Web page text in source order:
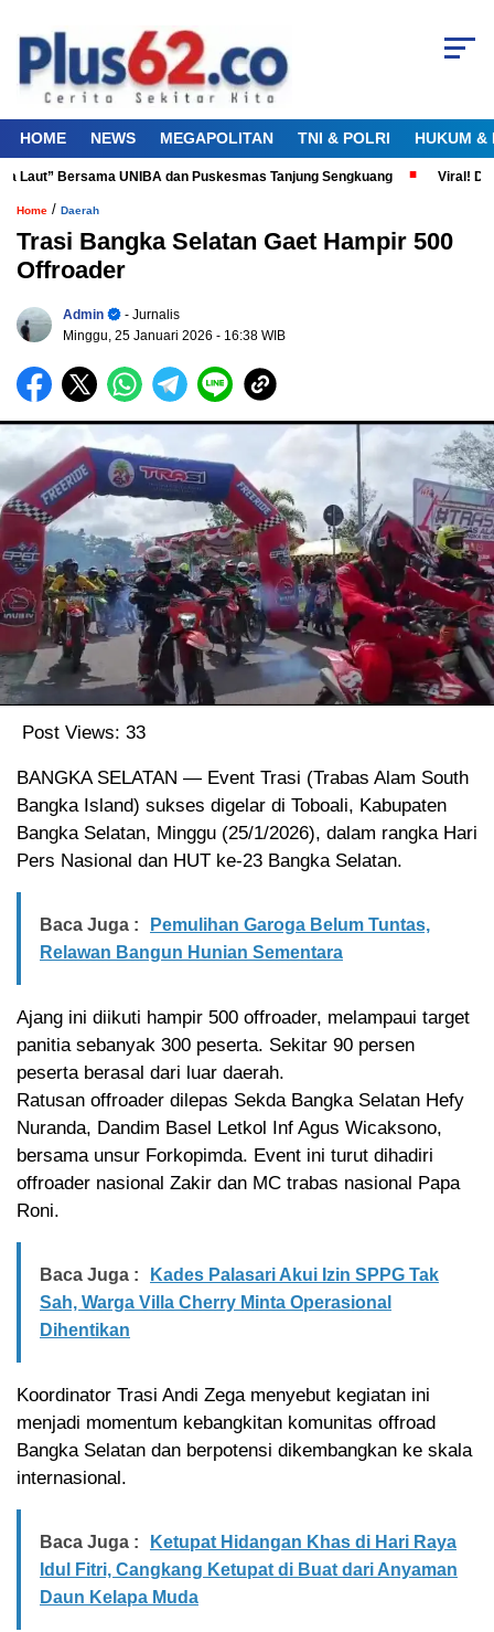
HOME NEWS MEGAPOLITAN TNI & POLRI HUKUM &
Bersama UNIBA dan Puskesmas Tanjung Sengkuang Viral!
Home / Daerah
Trasi Bangka Selatan Gaet Hampir 500
Offroader
Admin
- Jurnalis
Minggu, 25 Januari 2026 - 16:38 WIB
Post Views: 33
BANGKA SELATAN — Event Trasi (Trabas Alam South
Bangka Island) sukses digelar di Toboali, Kabupaten
Bangka Selatan, Minggu (25/1/2026), dalam rangka Hari
Pers Nasional dan HUT ke-23 Bangka Selatan.
Baca Juga :
Pemulihan Garoga Belum Tuntas,
Relawan Bangun Hunian Sementara
Ajang ini diikuti hampir 500 offroader, melampaui target
panitia sebanyak 300 peserta. Sekitar 90 persen
peserta berasal dari luar daerah.
Ratusan offroader dilepas Sekda Bangka Selatan Hefy
Nuranda, Dandim Basel Letkol Inf Agus Wicaksono,
bersama unsur Forkopimda. Event ini turut dihadiri
offroader nasional Zakir dan MC trabas nasional Papa
Roni.
Baca Juga :
Kades Palasari Akui Izin SPPG Tak
Sah, Warga Villa Cherry Minta Operasional
Dihentikan
Koordinator Trasi Andi Zega menyebut kegiatan ini
menjadi momentum kebangkitan komunitas offroad
Bangka Selatan dan berpotensi dikembangkan ke skala
internasional.
Baca Juga :
Ketupat Hidangan Khas di Hari Raya
Idul Fitri, Cangkang Ketupat di Buat dari Anyaman
Daun Kelapa Muda